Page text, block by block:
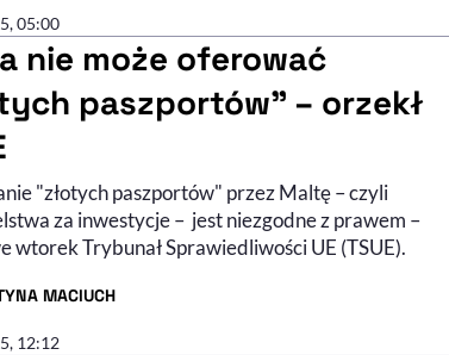
05:00
nie może oferować
paszportów" – orzekł
"złotych paszportów" przez Maltę – czyli
za inwestycje – jest niezgodne z prawem –
wtorek Trybunał Sprawiedliwości UE (TSUE).
MACIUCH
- PROFIL
12:12